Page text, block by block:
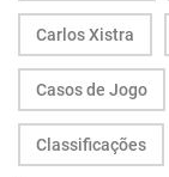
Carlos Xistra
Casos de Jogo
Classificações